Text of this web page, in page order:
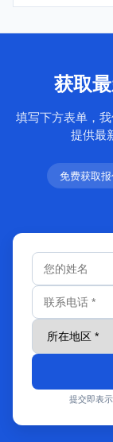
获取
填写下方表单，
提供最
免费获取
提交即表